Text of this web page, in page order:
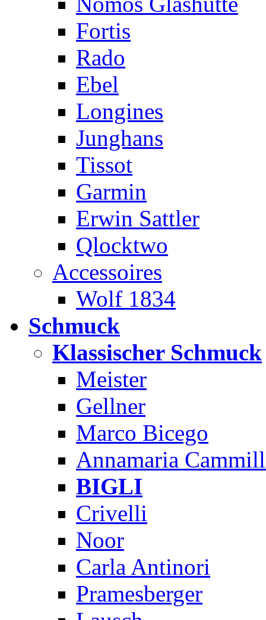
Fortis
Rado
Ebel
Longines
Junghans
Tissot
Garmin
Erwin Sattler
Qlocktwo
Accessoires
Wolf 1834
Schmuck
Klassischer Schmuck
Meister
Gellner
Marco Bicego
Annamaria
BIGLI
Crivelli
Noor
Carla Antinori
Pramesberger